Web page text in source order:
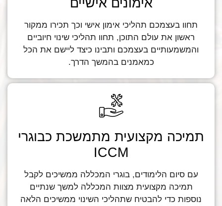
תחוו בעצמכם תהליכי אימון אישי וכך תכירו ממקור
ראשון את עולם התוכן, תחוו תהליכי שינוי חיוביים
והמשמעותיים בעצמכם ותבינו כיצד ליישם את הכל
כמאמנים בהמשך הדרך.
תמיכה מקצועית מתמשכת כבוגרי
ICCM
עם סיום הלימודים, בוגרי המכללה ממשיכים לקבל
תמיכה מקצועית מצוות המכללה למשך שנתיים
נוספות כדי להבטיח שתהליכי השינוי ממשיכים הלאה